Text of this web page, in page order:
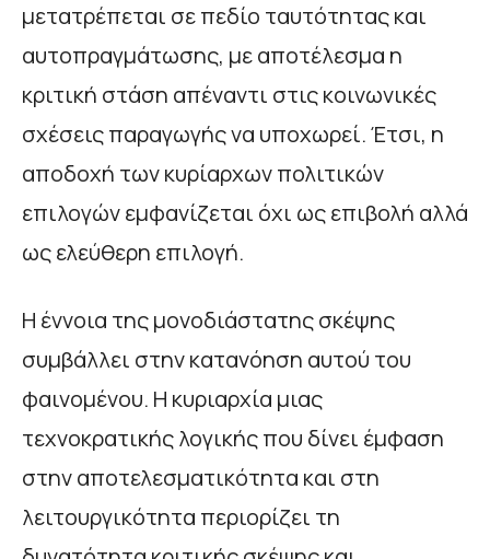
μετατρέπεται σε πεδίο ταυτότητας και
αυτοπραγμάτωσης, με αποτέλεσμα η
κριτική στάση απέναντι στις κοινωνικές
σχέσεις παραγωγής να υποχωρεί. Έτσι, η
αποδοχή των κυρίαρχων πολιτικών
επιλογών εμφανίζεται όχι ως επιβολή αλλά
ως ελεύθερη επιλογή.
Η έννοια της μονοδιάστατης σκέψης
συμβάλλει στην κατανόηση αυτού του
φαινομένου. Η κυριαρχία μιας
τεχνοκρατικής λογικής που δίνει έμφαση
στην αποτελεσματικότητα και στη
λειτουργικότητα περιορίζει τη